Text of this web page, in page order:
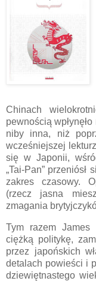
Chinach
pewnością
niby inna, niż
wcześniejszej
się w Japonii,
„Tai-Pan” przeniósł
zakres czasowy.
(rzecz jasna
zmagania
Tym razem James
ciężką politykę,
przez japońskich
detalach powieści i
dziewiętnastego